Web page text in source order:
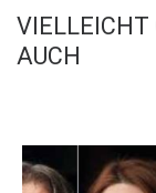
VIELLEICHT
AUCH